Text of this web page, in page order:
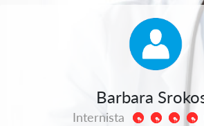
Barbara
Internista